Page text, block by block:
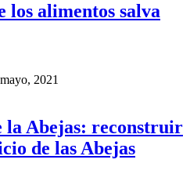
los alimentos salva
2021
la Abejas: reconstruir
de las Abejas